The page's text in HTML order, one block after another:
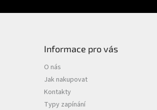
Informace pro vás
O nás
Jak nakupovat
Kontakty
Typy zapínání